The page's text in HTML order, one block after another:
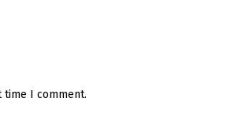
time I comment.